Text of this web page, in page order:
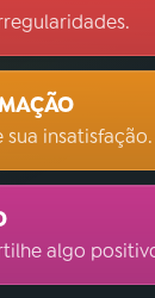
sua insatisfação.
algo